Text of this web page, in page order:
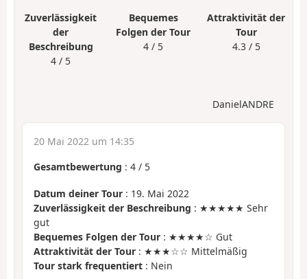
Zuverlässigkeit
der
Beschreibung
4 / 5
Bequemes
Folgen der Tour
4 / 5
Attraktivität der
Tour
4.3 / 5
DanielANDRE
20 Mai 2022 um 14:35
Gesamtbewertung : 4 / 5
Datum deiner Tour : 19. Mai 2022
Zuverlässigkeit der Beschreibung : ★★★★★ Sehr
gut
Bequemes Folgen der Tour : ★★★★☆ Gut
Attraktivität der Tour : ★★★☆☆ Mittelmäßig
Tour stark frequentiert : Nein